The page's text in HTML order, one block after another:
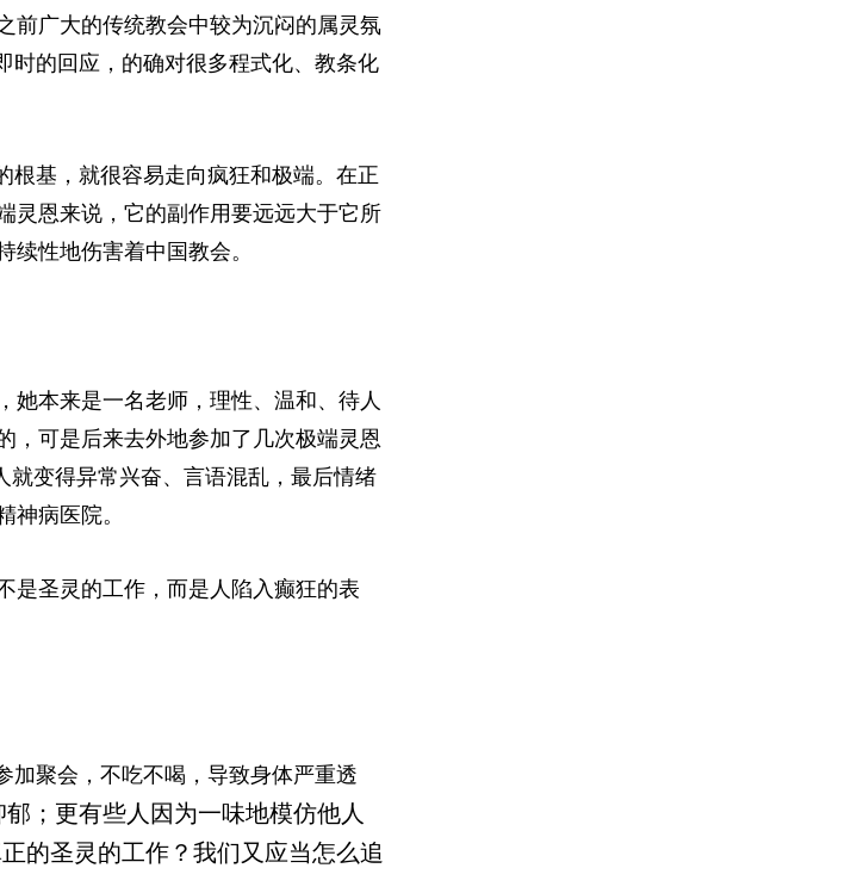
前广大的传统教会中较为沉闷的属灵氛
时的回应，的确对很多程式化、教条化
根基，就很容易走向疯狂和极端。在正
灵恩来说，它的副作用要远远大于它所
性地伤害着中国教会。
她本来是一名老师，理性、温和、待人
，可是后来去外地参加了几次极端灵恩
就变得异常兴奋、言语混乱，最后情绪
神病医院。
是圣灵的工作，而是人陷入癫狂的表
加聚会，不吃不喝，导致身体严重透
；更有些人因为一味地模仿他人
的圣灵的工作？我们又应当怎么追